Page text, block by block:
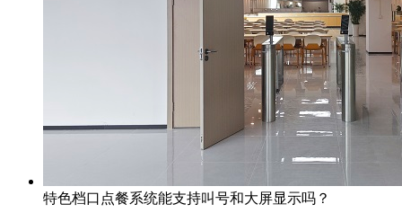
特色档口点餐系统能支持叫号和大屏显示吗？